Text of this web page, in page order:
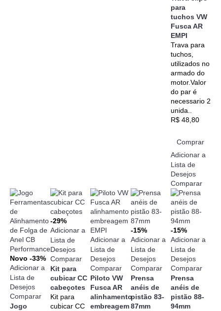
para
tuchos VW
Fusca AR
EMPI
Trava para
tuchos,
utilizados no
armado do
motor.Valor
do par é
necessario 2
unida..
R$ 48,80
Comprar
Adicionar a
Lista de
Desejos
Comparar
Novo -33%
Adicionar a
Lista de
Desejos
Comparar
Jogo
-29%
Adicionar a
Lista de
Desejos
Comparar
Kit para
cubicar CC
cabeçotes
Kit para
cubicar CC
Adicionar a
Lista de
Desejos
Comparar
Piloto VW
Fusca AR
alinhamento
embreagem
-15%
Adicionar a
Lista de
Desejos
Comparar
Prensa
anéis de
pistão 83-
87mm
-15%
Adicionar a
Lista de
Desejos
Comparar
Prensa
anéis de
pistão 88-
94mm